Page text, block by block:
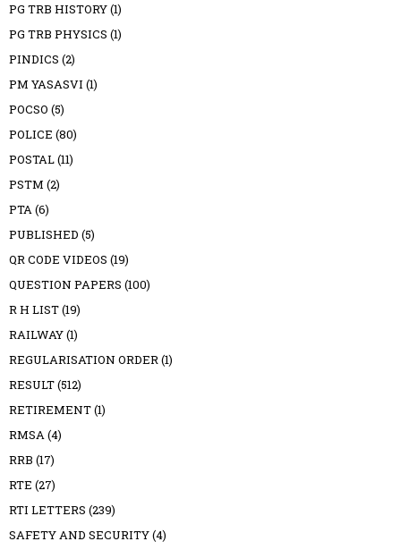
PG TRB HISTORY(1)
PG TRB PHYSICS (1)
PINDICS (2)
PM YASASVI (1)
POCSO (5)
POLICE (80)
POSTAL(11)
PSTM (2)
PTA(6)
PUBLISHED (5)
QR CODE VIDEOS (19)
QUESTION PAPERS (100)
R H LIST(19)
RAILWAY(1)
REGULARISATION ORDER(1)
RESULT(512)
RETIREMENT(1)
RMSA(4)
RRB (17)
RTE (27)
RTI LETTERS (239)
SAFETY AND SECURITY(4)